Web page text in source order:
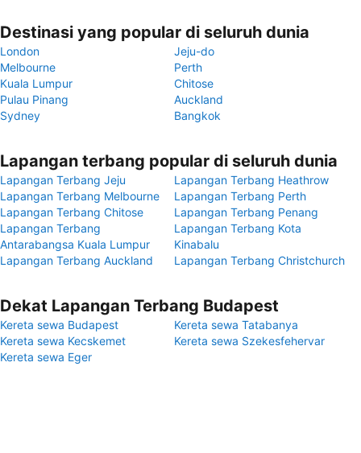
Destinasi yang popular di seluruh dunia
London
Jeju-do
Melbourne
Perth
Kuala Lumpur
Chitose
Pulau Pinang
Auckland
Sydney
Bangkok
Lapangan terbang popular di seluruh dunia
Lapangan Terbang Jeju
Lapangan Terbang Heathrow
Lapangan Terbang Melbourne
Lapangan Terbang Perth
Lapangan Terbang Chitose
Lapangan Terbang Penang
Lapangan Terbang
Antarabangsa Kuala Lumpur
Lapangan Terbang Kota
Kinabalu
Lapangan Terbang Auckland
Lapangan Terbang Christchurch
Dekat Lapangan Terbang Budapest
Kereta sewa Budapest
Kereta sewa Tatabanya
Kereta sewa Kecskemet
Kereta sewa Szekesfehervar
Kereta sewa Eger